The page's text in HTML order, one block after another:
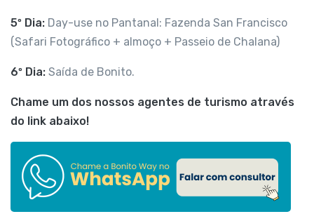
5º Dia: Day-use no Pantanal: Fazenda San Francisco
(Safari Fotográfico + almoço + Passeio de Chalana)
6º Dia: Saída de Bonito.
Chame um dos nossos agentes de turismo através
do link abaixo!